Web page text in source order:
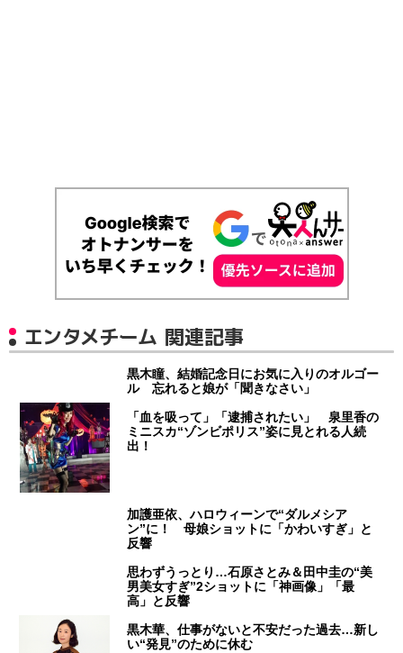
エンタメチーム 関連記事
黒木瞳、結婚記念日にお気に入りのオルゴー
ル 忘れると娘が「聞きなさい」
「血を吸って」「逮捕されたい」 泉里香の
ミニスカ“ゾンビポリス”姿に見とれる人続
出！
加護亜依、ハロウィーンで“ダルメシア
ン”に！ 母娘ショットに「かわいすぎ」と
反響
思わずうっとり…石原さとみ＆田中圭の“美
男美女すぎ”2ショットに「神画像」「最
高」と反響
黒木華、仕事がないと不安だった過去…新し
い“発見”のために休む